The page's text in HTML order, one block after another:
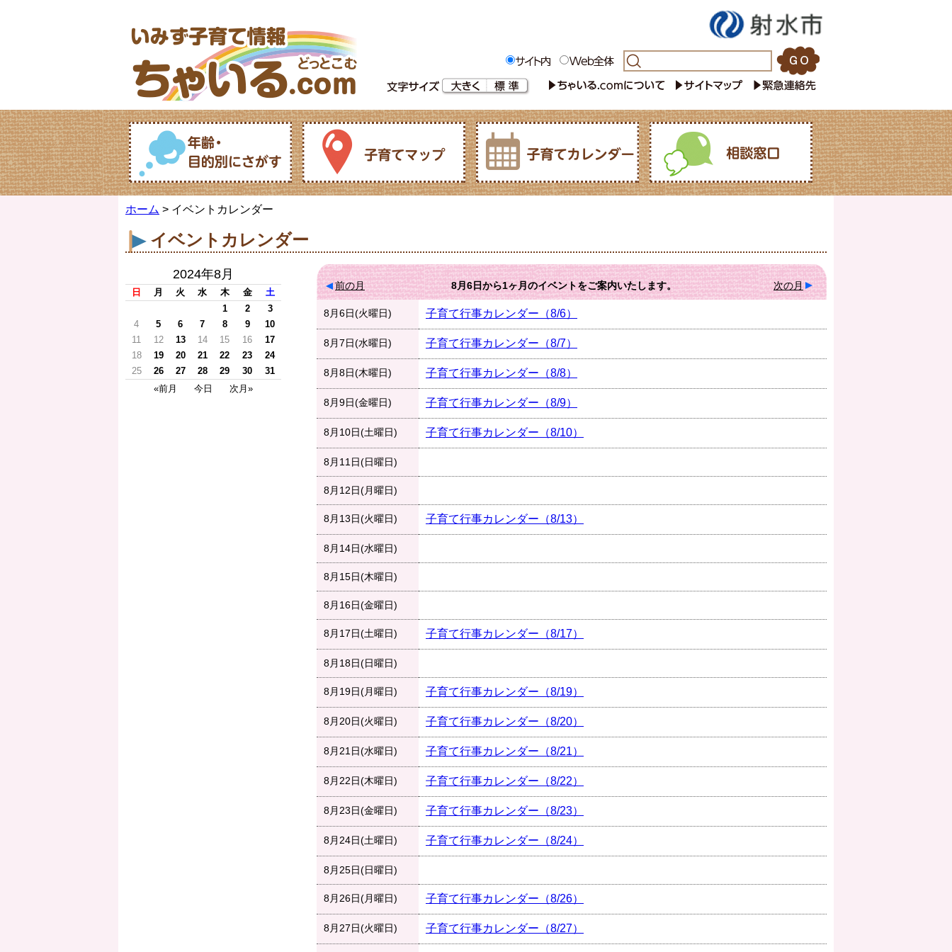
ホーム > イベントカレンダー
イベントカレンダー
2024年8月
日 月 火 水 木 金
土
1
2
3
4
5 6 7 8 9
10
11
12 13 14 15 16
17
18
19 20 21 22 23
24
25
26 27 28 29 30
31
«前月
今日 次月»
前の月 8月6日から1ヶ月のイベントをご案内いたします。 次の月
8月6日(火曜日) 子育て行事カレンダー（8/6）
8月7日(水曜日) 子育て行事カレンダー（8/7）
8月8日(木曜日) 子育て行事カレンダー（8/8）
8月9日(金曜日) 子育て行事カレンダー（8/9）
8月10日(土曜日) 子育て行事カレンダー（8/10）
8月11日(日曜日)
8月12日(月曜日)
8月13日(火曜日) 子育て行事カレンダー（8/13）
8月14日(水曜日)
8月15日(木曜日)
8月16日(金曜日)
8月17日(土曜日) 子育て行事カレンダー（8/17）
8月18日(日曜日)
8月19日(月曜日) 子育て行事カレンダー（8/19）
8月20日(火曜日) 子育て行事カレンダー（8/20）
8月21日(水曜日) 子育て行事カレンダー（8/21）
8月22日(木曜日) 子育て行事カレンダー（8/22）
8月23日(金曜日) 子育て行事カレンダー（8/23）
8月24日(土曜日) 子育て行事カレンダー（8/24）
8月25日(日曜日)
8月26日(月曜日) 子育て行事カレンダー（8/26）
8月27日(火曜日) 子育て行事カレンダー（8/27）